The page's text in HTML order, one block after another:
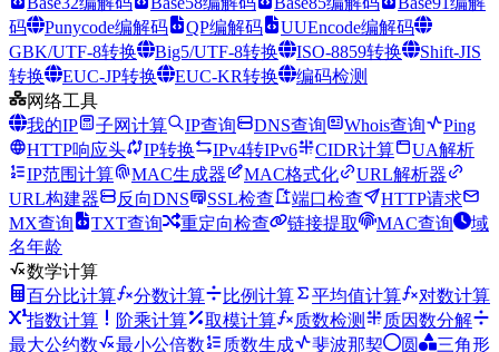
码
Punycode编解码 QP编解码
UUEncode编解码
GBK/UTF-8转换
Big5/UTF-8转换 ISO-8859转换
Shift-JIS
转换
EUC-JP转换 EUC-KR转换
编码检测
网络工具
我的IP
子网计算 IP查询 DNS查询 Whois查询
Ping
HTTP响应头
IP转换 IPv4转IPv6 CIDR计算
UA解析
IP范围计算
MAC生成器 MAC格式化
URL解析器
URL构建器
反向DNS SSL检查 端口检查
HTTP请求
MX查询
TXT查询 重定向检查 链接提取 MAC查询
域
名年龄
数学计算
百分比计算
分数计算 比例计算 平均值计算
对数计算
指数计算
阶乘计算 取模计算 质数检测
质因数分解
最大公约数
最小公倍数 质数生成 斐波那契 圆 三角形